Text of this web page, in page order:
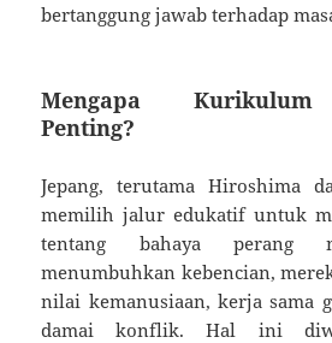
bertanggung jawab terhadap
Mengapa Kurikulum
Penting?
Jepang, terutama Hiroshima
memilih jalur edukatif untuk
tentang bahaya perang
menumbuhkan kebencian,
nilai kemanusiaan, kerja sama
damai konflik. Hal ini